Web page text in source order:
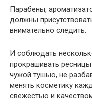
Парабены,
должны
внимательно следить.
И соблюдать
прокрашивать
чужой тушью, не
менять косметику
свежестью и